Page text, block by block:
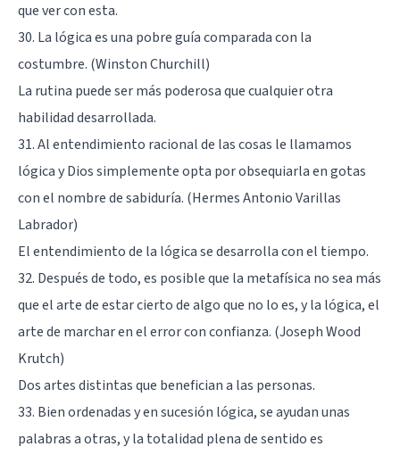
que ver con esta.
30. La lógica es una pobre guía comparada con la
costumbre. (Winston Churchill)
La rutina puede ser más poderosa que cualquier otra
habilidad desarrollada.
31. Al entendimiento racional de las cosas le llamamos
lógica y Dios simplemente opta por obsequiarla en gotas
con el nombre de sabiduría. (Hermes Antonio Varillas
Labrador)
El entendimiento de la lógica se desarrolla con el tiempo.
32. Después de todo, es posible que la metafísica no sea más
que el arte de estar cierto de algo que no lo es, y la lógica, el
arte de marchar en el error con confianza. (Joseph Wood
Krutch)
Dos artes distintas que benefician a las personas.
33. Bien ordenadas y en sucesión lógica, se ayudan unas
palabras a otras, y la totalidad plena de sentido es